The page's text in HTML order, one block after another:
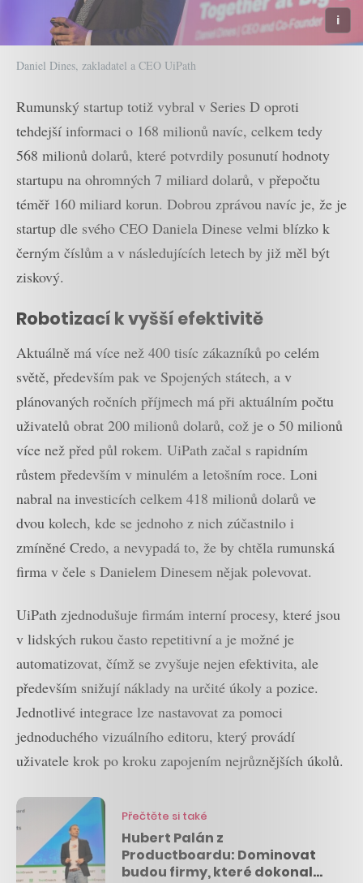
Daniel Dines, zakladatel a CEO UiPath
Rumunský startup totiž vybral v Series D oproti
tehdejší informaci o 168 milionů navíc, celkem tedy
568 milionů dolarů, které potvrdily posunutí hodnoty
startupu na ohromných 7 miliard dolarů, v přepočtu
téměř 160 miliard korun. Dobrou zprávou navíc je, že je
startup dle svého CEO Daniela Dinese velmi blízko k
černým číslům a v následujících letech by již měl být
ziskový.
Robotizací k vyšší efektivitě
Aktuálně má více než 400 tisíc zákazníků po celém
světě, především pak ve Spojených státech, a v
plánovaných ročních příjmech má při aktuálním počtu
uživatelů obrat 200 milionů dolarů, což je o 50 milionů
více než před půl rokem. UiPath začal s rapidním
růstem především v minulém a letošním roce. Loni
nabral na investicích celkem 418 milionů dolarů ve
dvou kolech, kde se jednoho z nich zúčastnilo i
zmíněné Credo, a nevypadá to, že by chtěla rumunská
firma v čele s Danielem Dinesem nějak polevovat.
UiPath zjednodušuje firmám interní procesy, které jsou
v lidských rukou často repetitivní a je možné je
automatizovat, čímž se zvyšuje nejen efektivita, ale
především snižují náklady na určité úkoly a pozice.
Jednotlivé integrace lze nastavovat za pomoci
jednoduchého vizuálního editoru, který provádí
uživatele krok po kroku zapojením nejrůznějších úkolů.
Přečtěte si také
Hubert Palán z
Productboardu: Dominovat
budou firmy, které dokonale